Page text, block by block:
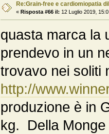
Re:Grain-free e cardiomiopatia
« Risposta #66 il: 12 Luglio 2019,
quasta marca la
prendevo in un
trovavo nei soliti
http://
produzione è in
kg. Della Monge